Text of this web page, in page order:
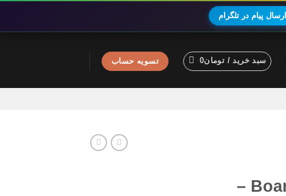
ارسال پیام در تلگرام
سبد خرید / تومان0 تسویه حساب
BoardsandBeyond –